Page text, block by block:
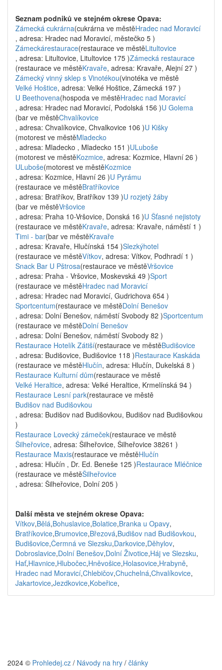
Seznam podniků ve stejném okrese Opava:
Zámecká cukrárna(cukrárna ve městěHradec nad Moravicí
, adresa: Hradec nad Moravicí, městečko 5 )
Zámeckárestaurace(restaurace ve městěLitultovice
, adresa: Litultovice, Litultovice 175 )Zámecká restaurace
(restaurace ve městěKravaře, adresa: Kravaře, Alejní 27 )
Zámecký vinný sklep s Vinotékou(vinotéka ve městě
Velké Hoštice, adresa: Velké Hoštice, Zámecká 197 )
U Beethovena(hospoda ve městěHradec nad Moravicí
, adresa: Hradec nad Moravicí, Podolská 156 )U Golema
(bar ve městěChvalíkovice
, adresa: Chvalíkovice, Chvalkovice 106 )U Kišky
(motorest ve městěMladecko
, adresa: Mladecko , Mladecko 151 )ULuboše
(motorest ve městěKozmice, adresa: Kozmice, Hlavní 26 )
ULuboše(motorest ve městěKozmice
, adresa: Kozmice, Hlavní 26 )U Pyrámu
(restaurace ve městěBratříkovice
, adresa: Bratříkov, Bratříkov 139 )U rozjetý žáby
(bar ve městěVršovice
, adresa: Praha 10-Vršovice, Donská 16 )U Šťasné nejistoty
(restaurace ve městěKravaře, adresa: Kravaře, náměstí 1 )
Timi - bar(bar ve městěKravaře
, adresa: Kravaře, Hlučínská 154 )Slezkýhotel
(restaurace ve městěVítkov, adresa: Vítkov, Podhradí 1 )
Snack Bar U Pštrosa(restaurace ve městěVršovice
, adresa: Praha - Vršovice, Moskevská 49 )Sport
(restaurace ve městěHradec nad Moravicí
, adresa: Hradec nad Moravicí, Gudrichova 654 )
Sportcentum(restaurace ve městěDolní Benešov
, adresa: Dolní Benešov, náměstí Svobody 82 )Sportcentum
(restaurace ve městěDolní Benešov
, adresa: Dolní Benešov, náměstí Svobody 82 )
Restaurace Hotelík Zátiší(restaurace ve městěBudišovice
, adresa: Budišovice, Budišovice 118 )Restaurace Kaskáda
(restaurace ve městěHlučín, adresa: Hlučín, Dukelská 8 )
Restaurace Kulturní dům(restaurace ve městě
Velké Heraltice, adresa: Velké Heraltice, Krmelínská 94 )
Restaurace Lesní park(restaurace ve městě
Budišov nad Budišovkou
, adresa: Budišov nad Budišovkou, Budišov nad Budišovkou
)
Restaurace Lovecký zámeček(restaurace ve městě
Šilheřovice, adresa: Šilheřovice, Šilheřovice 38261 )
Restaurace Maxis(restaurace ve městěHlučín
, adresa: Hlučín , Dr. Ed. Beneše 125 )Restaurace Mléčnice
(restaurace ve městěŠilheřovice
, adresa: Šilheřovice, Dolní 205 )
Další města ve stejném okrese Opava:
Vítkov,Bělá,Bohuslavice,Bolatice,Branka u Opavy,
Bratříkovice,Brumovice,Březová,Budišov nad Budišovkou,
Budišovice,Čermná ve Slezsku,Darkovice,Děhylov,
Dobroslavice,Dolní Benešov,Dolní Životice,Háj ve Slezsku,
Hať,Hlavnice,Hlubočec,Hněvošice,Holasovice,Hrabyně,
Hradec nad Moravicí,Chlebičov,Chuchelná,Chvalíkovice,
Jakartovice,Jezdkovice,Kobeřice,
2024 © Prohledej.cz / Návody na hry / články